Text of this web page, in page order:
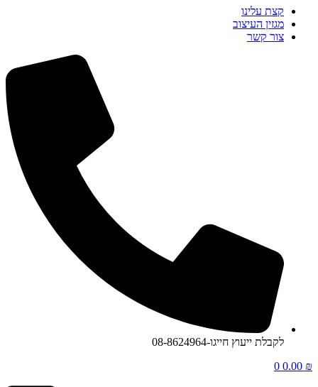
קצת עלינו
מגזין העיצוב
צור קשר
לקבלת ייעוץ חייגו-08-8624964
0.00 ₪
0